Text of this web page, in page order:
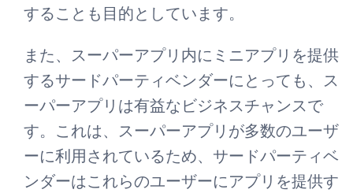
することも目的としています。
また、スーパーアプリ内にミニアプリを提供
するサードパーティベンダーにとっても、ス
ーパーアプリは有益なビジネスチャンスで
す。これは、スーパーアプリが多数のユーザ
ーに利用されているため、サードパーティベ
ンダーはこれらのユーザーにアプリを提供す